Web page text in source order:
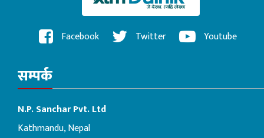
Facebook Twitter Youtube
सम्पर्क
N.P. Sanchar Pvt. Ltd
Kathmandu, Nepal